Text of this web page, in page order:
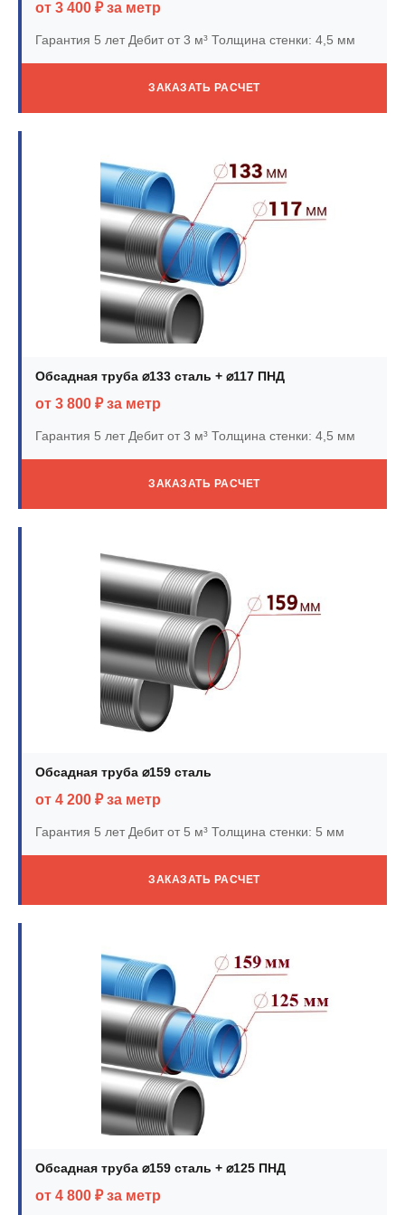
от 3 400 ₽ за метр
Гарантия 5 летДебит от 3 м³ Толщина стенки: 4,5 мм
ЗАКАЗАТЬ РАСЧЕТ
Обсадная труба ⌀133 сталь + ⌀117 ПНД
от 3 800 ₽ за метр
Гарантия 5 летДебит от 3 м³ Толщина стенки: 4,5 мм
ЗАКАЗАТЬ РАСЧЕТ
Обсадная труба ⌀159 сталь
от 4 200 ₽ за метр
Гарантия 5 летДебит от 5 м³ Толщина стенки: 5 мм
ЗАКАЗАТЬ РАСЧЕТ
Обсадная труба ⌀159 сталь + ⌀125 ПНД
от 4 800 ₽ за метр